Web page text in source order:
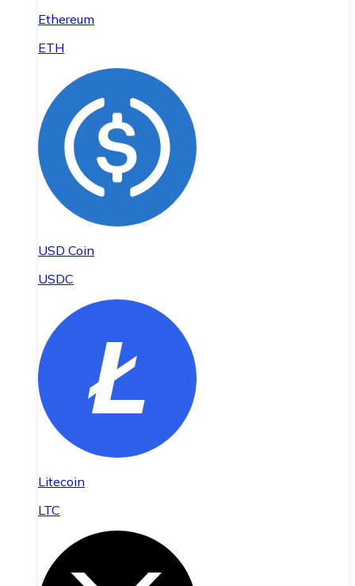
Ethereum
ETH
USD Coin
USDC
Litecoin
LTC